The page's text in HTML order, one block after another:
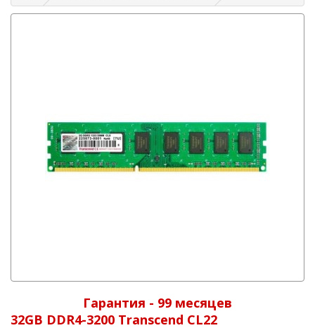
Гарантия - 99 месяцев
32GB DDR4-3200 Transcend CL22